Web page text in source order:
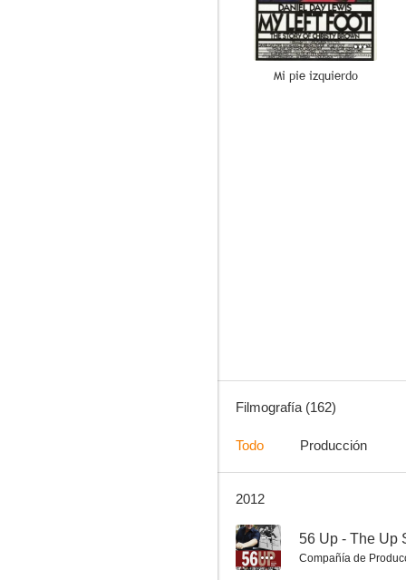
Mi pie izquierdo
10
Filmografía (162)
Todo Producción
2012
-- 56 Up - The Up
Compañía de